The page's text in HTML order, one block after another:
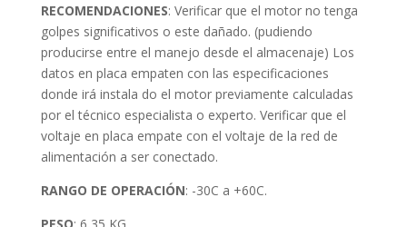
RECOMENDACIONES: Verificar que el motor no tenga
golpes significativos o este dañado. (pudiendo
producirse entre el manejo desde el almacenaje) Los
datos en placa empaten con las especificaciones
donde irá instala do el motor previamente calculadas
por el técnico especialista o experto. Verificar que el
voltaje en placa empate con el voltaje de la red de
alimentación a ser conectado.
RANGO DE OPERACIÓN: -30C a +60C.